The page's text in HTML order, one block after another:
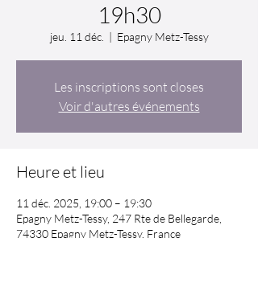
19h30
jeu. 11 déc.
  |
Epagny Metz-Tessy
Les inscriptions sont closes
Voir d'autres événements
Heure et lieu
11 déc. 2025, 19:00 – 19:30
Epagny Metz-Tessy, 247 Rte de Bellegarde,
74330 Epagny Metz-Tessy, France